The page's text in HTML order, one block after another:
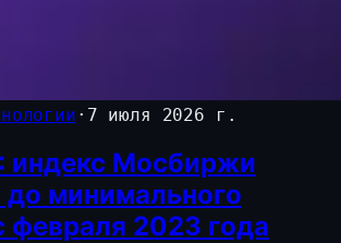
· 7 июля 2026 г.
индекс Мосбиржи
до минимального
февраля 2023 года